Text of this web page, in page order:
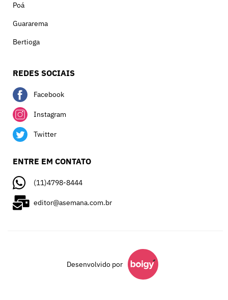
Poá
Guararema
Bertioga
REDES SOCIAIS
Facebook
Instagram
Twitter
ENTRE EM CONTATO
(11)4798-8444
editor@asemana.com.br
Desenvolvido por